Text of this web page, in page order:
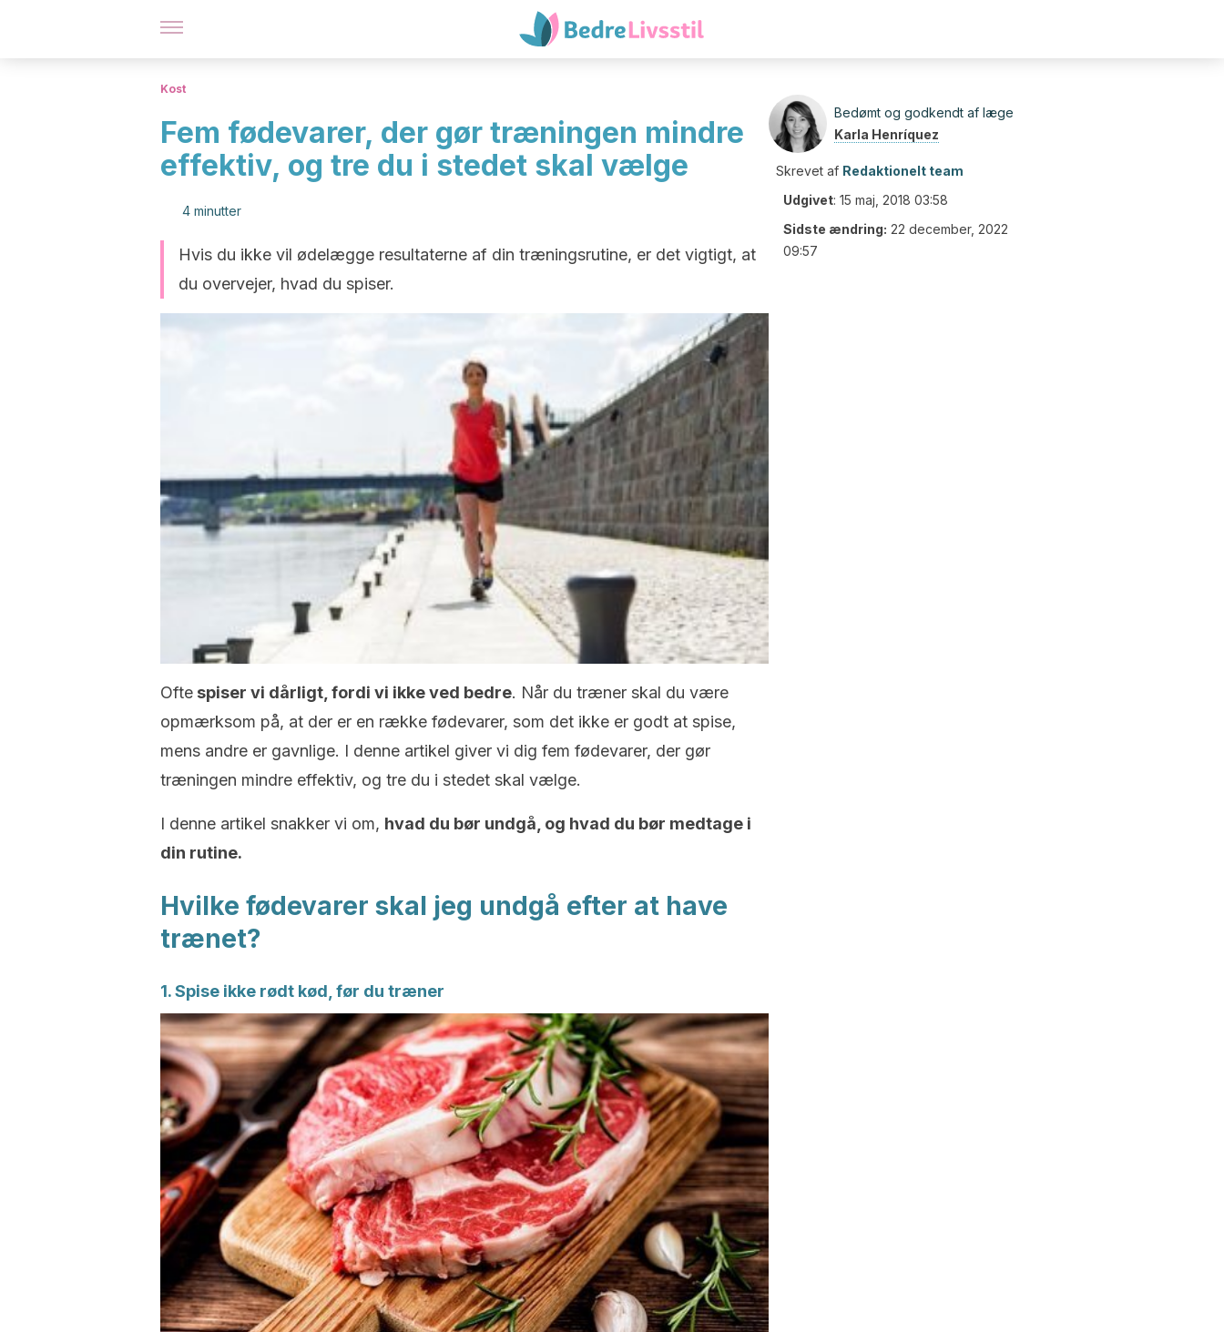
Kost
Fem fødevarer, der gør træningen mindre
effektiv, og tre du i stedet skal vælge
4 minutter
Hvis du ikke vil ødelægge resultaterne af din træningsrutine, er det vigtigt, at
du overvejer, hvad du spiser.
Ofte spiser vi dårligt, fordi vi ikke ved bedre. Når du træner skal du være
opmærksom på, at der er en række fødevarer, som det ikke er godt at spise,
mens andre er gavnlige. I denne artikel giver vi dig fem fødevarer, der gør
træningen mindre effektiv, og tre du i stedet skal vælge.
I denne artikel snakker vi om, hvad du bør undgå, og hvad du bør medtage i
din rutine.
Hvilke fødevarer skal jeg undgå efter at have
trænet?
1. Spise ikke rødt kød, før du træner
Bedømt og godkendt af læge
Karla Henríquez
Skrevet af Redaktionelt team
Udgivet: 15 maj, 2018 03:58
Sidste ændring: 22 december, 2022
09:57